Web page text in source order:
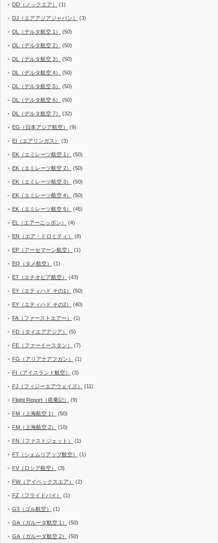
DD（ノックエア） (1)
DJ（エアアジアジャパン） (3)
DL（デルタ航空 1） (50)
DL（デルタ航空 2） (50)
DL（デルタ航空 3） (50)
DL（デルタ航空 4） (50)
DL（デルタ航空 5） (50)
DL（デルタ航空 6） (50)
DL（デルタ航空 7） (32)
EG（日本アジア航空） (9)
EI（エアリンガス） (3)
EK（エミレーツ航空 1） (50)
EK（エミレーツ航空 2） (50)
EK（エミレーツ航空 3） (50)
EK（エミレーツ航空 4） (50)
EK（エミレーツ航空 5） (45)
EL（エアーニッポン） (4)
EN（エア・ドロミティ） (8)
EP（アーセマーン航空） (1)
EQ（タメ航空） (1)
ET（エチオピア航空） (43)
EY（エティハド その1） (50)
EY（エティハド その2） (40)
FA（ファーストエアー） (1)
FD（タイエアアジア） (5)
FE（ファーイースタン） (7)
FG（アリアナアフガン） (1)
FI（アイスランド航空） (3)
FJ（フィジーエアウェイズ） (11)
Flight Report（搭乗記） (9)
FM（上海航空 1） (50)
FM（上海航空 2） (10)
FN（ファストジェット） (1)
FT（シェムリアップ航空） (1)
FV（ロシア航空） (3)
FW（アイベックスエア） (2)
FZ（フライドバイ） (1)
G3（ゴル航空） (1)
GA（ガルーダ航空 1） (50)
GA（ガルーダ航空 2） (50)